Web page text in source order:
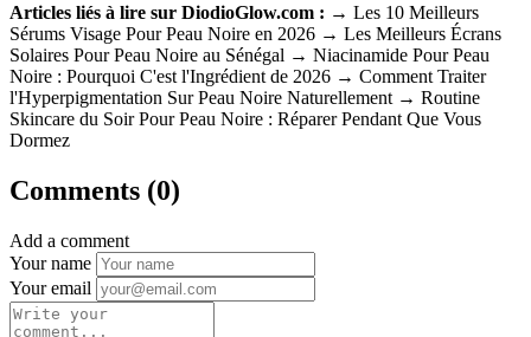
Articles liés à lire sur DiodioGlow.com : → Les 10 Meilleurs
Sérums Visage Pour Peau Noire en 2026 → Les Meilleurs Écrans
Solaires Pour Peau Noire au Sénégal → Niacinamide Pour Peau
Noire : Pourquoi C'est l'Ingrédient de 2026 → Comment Traiter
l'Hyperpigmentation Sur Peau Noire Naturellement → Routine
Skincare du Soir Pour Peau Noire : Réparer Pendant Que Vous
Dormez
Comments (0)
Add a comment
Your name
Your email